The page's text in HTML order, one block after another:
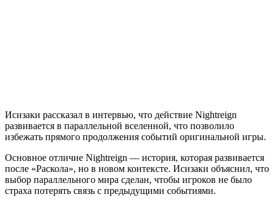
Исизаки рассказал в интервью, что действие Nightreign
развивается в параллельной вселенной, что позволило
избежать прямого продолжения событий оригинальной игры.
Основное отличие Nightreign — история, которая развивается
после «Раскола», но в новом контексте. Исизаки объяснил, что
выбор параллельного мира сделан, чтобы игроков не было
страха потерять связь с предыдущими событиями.